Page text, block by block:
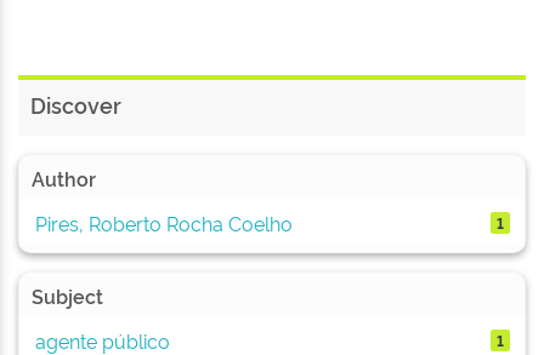
Discover
Author
Pires, Roberto Rocha Coelho
1
Subject
agente público
1